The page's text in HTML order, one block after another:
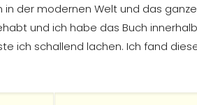
der modernen Welt und das
und ich habe das Buch
ich schallend lachen. Ich fand